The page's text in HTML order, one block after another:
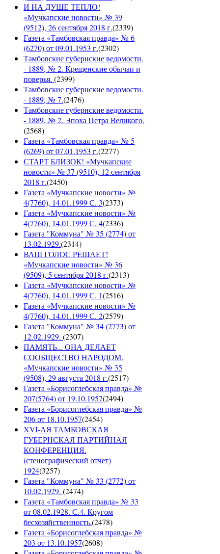
И НА ДУШЕ ТЕПЛО!
«Мучкапские новости» № 39
(9512), 26 сентября 2018 г.(2339)
Газета «Тамбовская правда» № 6
(6270) от 09.01.1953 г.(2302)
Тамбовские губернские ведомости.
- 1889, № 2. Крещенские обычаи и
поверья. (2399)
Тамбовские губернские ведомости.
- 1889, № 7.(2476)
Тамбовские губернские ведомости.
- 1889, № 2. Эпоха Петра Великого.
(2568)
Газета «Тамбовская правда» № 5
(6269) от 07.01.1953 г.(2277)
СТАРТ БЛИЗОК! «Мучкапские
новости» № 37 (9510), 12 сентября
2018 г.(2450)
Газета «Мучкапские новости» №
4(7760), 14.01.1999 С. 3(2373)
Газета «Мучкапские новости» №
4(7760), 14.01.1999 С. 4(2336)
Газета "Коммуна" № 35 (2774) от
13.02.1929.(2314)
ВАШ ГОЛОС РЕШАЕТ!
«Мучкапские новости» № 36
(9509), 5 сентября 2018 г.(2313)
Газета «Мучкапские новости» №
4(7760), 14.01.1999 С. 1(2516)
Газета «Мучкапские новости» №
4(7760), 14.01.1999 С. 2(2579)
Газета "Коммуна" № 34 (2773) от
12.02.1929. (2307)
ПАМЯТЬ... ОНА ДЕЛАЕТ
СООБЩЕСТВО НАРОДОМ.
«Мучкапские новости» № 35
(9508), 29 августа 2018 г.(2517)
Газета «Борисоглебская правда» №
207(5764) от 19.10.1957(2494)
Газета «Борисоглебская правда» №
206 от 18.10.1957(2454)
XVI-АЯ ТАМБОВСКАЯ
ГУБЕРНСКАЯ ПАРТИЙНАЯ
КОНФЕРЕНЦИЯ.
(стенографический отчет)
1924(3257)
Газета "Коммуна" № 33 (2772) от
10.02.1929. (2474)
Газета «Тамбовская правда» № 33
от 08.02.1928. С.4. Кругом
бесхозяйственность.(2478)
Газета «Борисоглебская правда» №
203 от 13.10.1957(2608)